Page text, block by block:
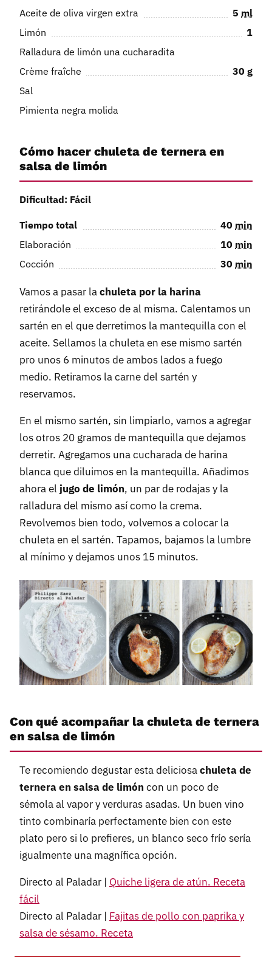
Aceite de oliva virgen extra 5 ml
Limón
1
Ralladura de limón una cucharadita
Crème fraîche
30 g
Sal
Pimienta negra molida
Cómo hacer chuleta de ternera en
salsa de limón
Dificultad: Fácil
Tiempo total 40 min
Elaboración
10 min
Cocción
30 min
Vamos a pasar lachuleta por la harina
retirándole el exceso de al misma. Calentamos un
sartén en el que derretimos la mantequilla con el
aceite. Sellamos la chuleta en ese mismo sartén
pro unos 6 minutos de ambos lados a fuego
medio. Retiramos la carne del sartén y
reservamos.
En el mismo sartén, sin limpiarlo, vamos a agregar
los otros 20 gramos de mantequilla que dejamos
derretir. Agregamos una cucharada de harina
blanca que diluimos en la mantequilla. Añadimos
ahora el jugo de limón, un par de rodajas y la
ralladura del mismo así como la crema.
Revolvemos bien todo, volvemos a colocar la
chuleta en el sartén. Tapamos, bajamos la lumbre
al mínimo y dejamos unos 15 minutos.
Con qué acompañar la chuleta de ternera
en salsa de limón
Te recomiendo degustar esta deliciosachuleta de
ternera en salsa de limón con un poco de
sémola al vapor y verduras asadas. Un buen vino
tinto combinaría perfectamente bien con este
plato pero si lo prefieres, un blanco seco frío sería
igualmente una magnífica opción.
Directo al Paladar | Quiche ligera de atún. Receta
fácil
Directo al Paladar | Fajitas de pollo con paprika y
salsa de sésamo. Receta